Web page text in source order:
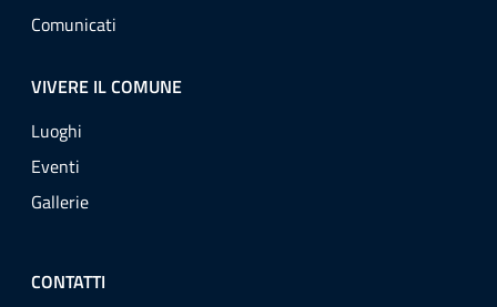
Comunicati
VIVERE IL COMUNE
Luoghi
Eventi
Gallerie
CONTATTI